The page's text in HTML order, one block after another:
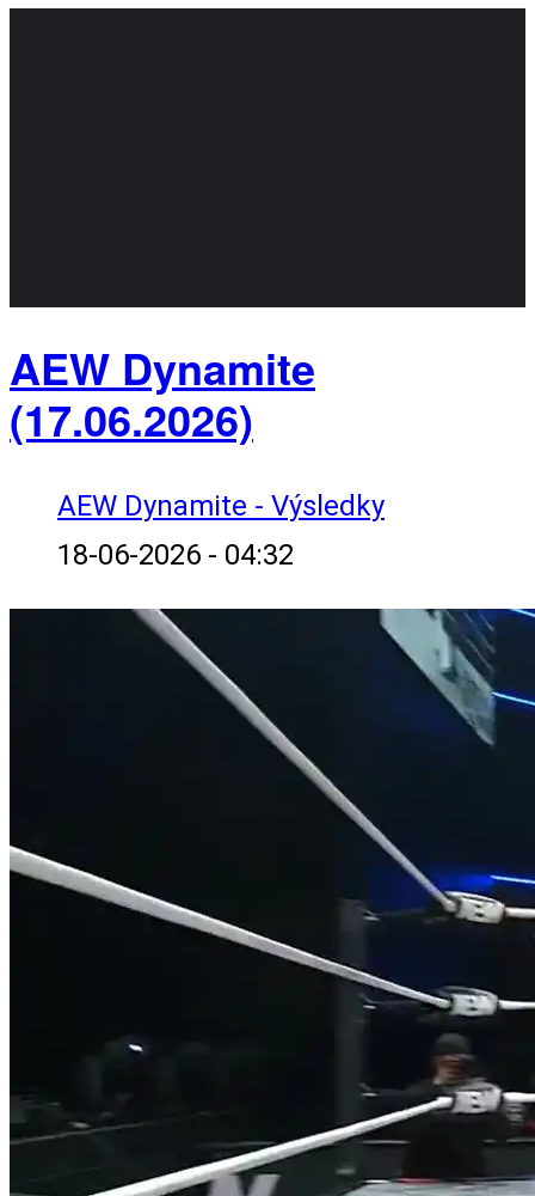
AEW Dynamite
(17.06.2026)
AEW Dynamite - Výsledky
18-06-2026 - 04:32